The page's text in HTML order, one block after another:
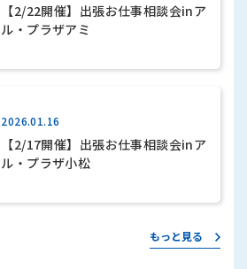
【2/22開催】出張お仕事相談会inア
ル・プラザアミ
2026.01.16
【2/17開催】出張お仕事相談会inア
ル・プラザ小松
もっと見る